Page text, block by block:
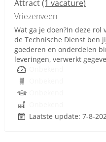
Attract(1 vacature)
Vriezenveen
Wat ga je doen?In deze
de Technische Dienst ben
goederen en onderdelen
leveringen, verwerkt
Laatste update: 7-8-